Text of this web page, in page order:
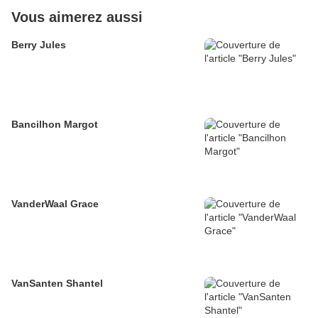
Vous aimerez aussi
Berry Jules
Bancilhon Margot
VanderWaal Grace
VanSanten Shantel